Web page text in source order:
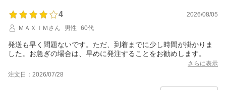
4
2026/08/05
ＭＡＸＩＭさん
男性 60代
発送も早く問題ないです。ただ、到着までに少し時間が掛かりま
した。お急ぎの場合は、早めに発注することをお勧めします。
さらに表示
注文日：2026/07/28